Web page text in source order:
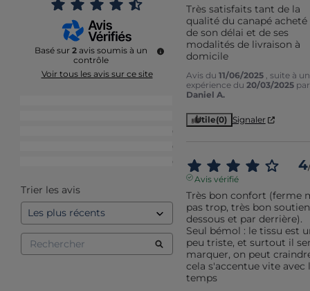
Basé sur 2 avis soumis à un
contrôle
Voir tous les avis sur ce site
0
0
0
Trier les avis
Très satisfaits tant de la
qualité du canapé acheté
de son délai et de ses
modalités de livraison à
domicile
Avis du 11/06/2025 , suite à
expérience du 20/03/2025 par
Daniel A.
Utile(0) Signaler
4
Avis vérifié
Très bon confort (ferme
pas trop, très bon
dessous et par derrière).
Seul bémol : le tissu est
peu triste, et surtout il
marquer, on peut
cela s'accentue vite avec
temps